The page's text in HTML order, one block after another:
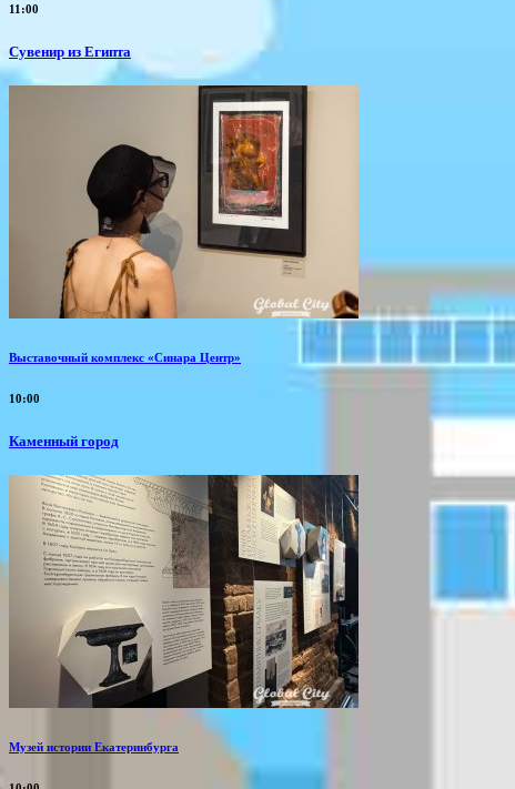
11:00
Сувенир из Египта
Выставочный комплекс «Синара Центр»
10:00
Каменный город
Музей истории Екатеринбурга